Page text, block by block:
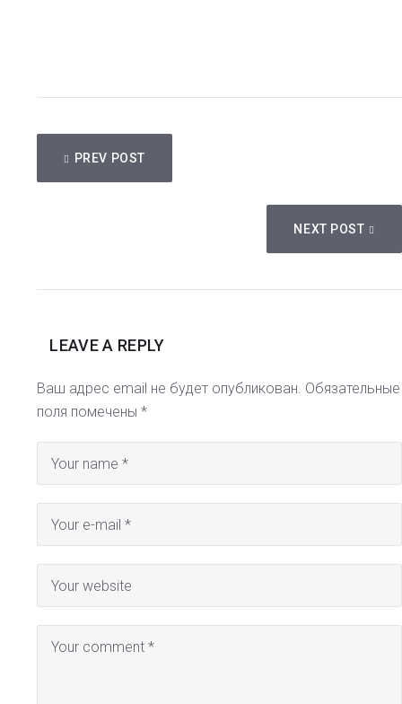
PREV POST
NEXT POST
LEAVE A REPLY
Ваш адрес email не будет опубликован. Обязательные
поля помечены*